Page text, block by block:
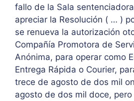
fallo de la Sala
apreciar la Resolución ( … )
se renueva la autorización
Compañía Promotora de
Anónima, para operar como
Entrega Rápida o Courier,
trece de agosto de dos mil
agosto de dos mil doce,